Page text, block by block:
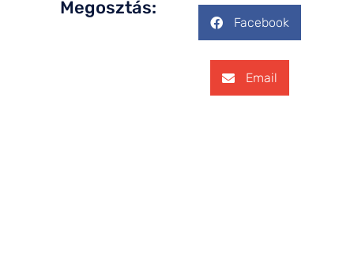
Megosztás:
Facebook
Email